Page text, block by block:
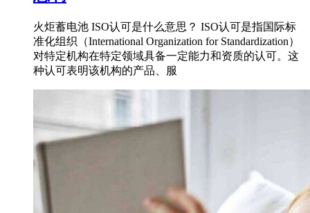
火炬蓄电池 ISO认可是什么意思？ ISO认可是指国际标
准化组织（International Organization for Standardization）
对特定机构在特定领域具备一定能力和资质的认可。这
种认可表明该机构的产品、服